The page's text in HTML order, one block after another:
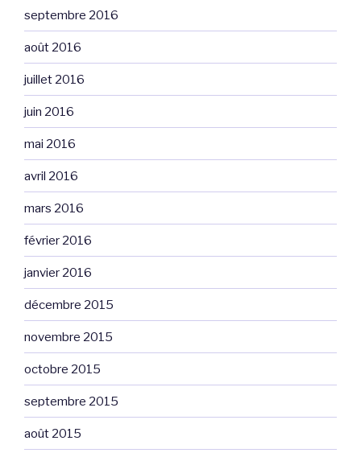
septembre 2016
août 2016
juillet 2016
juin 2016
mai 2016
avril 2016
mars 2016
février 2016
janvier 2016
décembre 2015
novembre 2015
octobre 2015
septembre 2015
août 2015